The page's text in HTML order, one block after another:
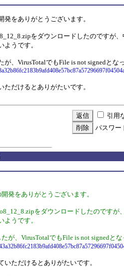
をありがとうございます。
をダウンロードしたのですが
ようです。
、VirusTotalでもFile is not signedとな
だけるとありがたいです。
引用
パスワー
発をありがとうございます。
をダウンロードしたのですが
ようです。
が、VirusTotalでもFile is not signedと
ただけるとありがたいです。